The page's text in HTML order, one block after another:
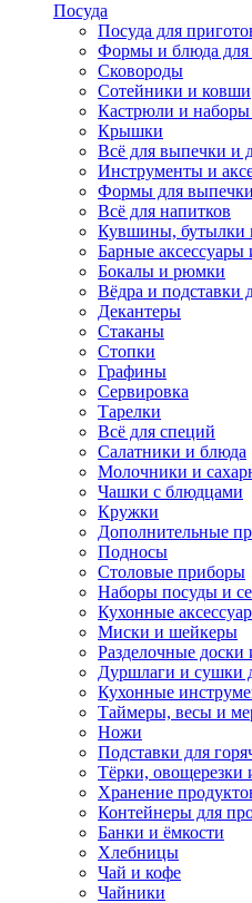
Посуда
Посуда для
Формы и блюда для
Сковороды
Сотейники и ковши
Кастрюли и
Крышки
Всё для выпечки и
Инструменты и
Формы для выпечки
Всё для напитков
Кувшины, бутылки
Барные аксессуары
Бокалы и рюмки
Вёдра и подставки
Декантеры
Стаканы
Стопки
Графины
Сервировка
Тарелки
Всё для специй
Салатники и блюда
Молочники и
Чашки с блюдцами
Кружки
Дополнительные
Подносы
Столовые приборы
Наборы посуды и
Кухонные
Миски и шейкеры
Разделочные доски
Дуршлаги и сушки
Кухонные
Таймеры, весы и
Ножи
Подставки для
Тёрки, овощерезки
Хранение
Контейнеры для
Банки и ёмкости
Хлебницы
Чай и кофе
Чайники